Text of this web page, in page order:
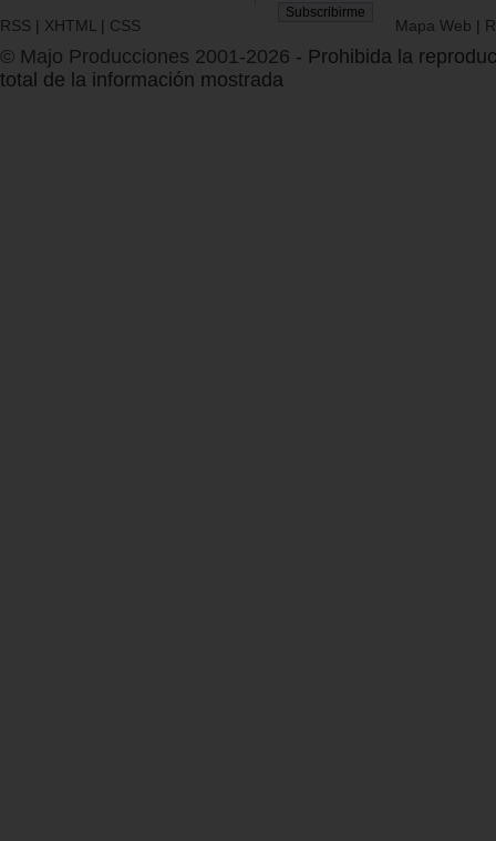
RSS | XHTML | CSS Mapa Web |
© Majo Producciones 2001-2026 - Prohibida la
total de la información mostrada